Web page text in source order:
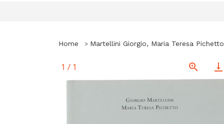
Home Martellini Giorgio, Maria Teresa Pichetto
1 / 1